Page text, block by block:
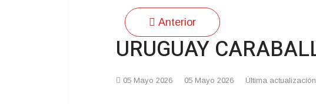
Anterior
URUGUAY
05 Mayo 2026 05 Mayo 2026 Última